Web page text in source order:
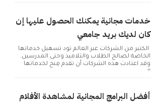
خدمات مجانية يمكنك الحصول عليها إن
كان لديك بريد جامعي
الكثير من الشركات عبر العالم تود تسهيل خدماتها
الخاصة لصالح الطلاب والتلاميذ وحتى المدرسين.
وقد اعتادت هذه الشركات أن تقدم مِنح لخدماتها
ال...
أفضل البرامج المجانية لمشاهدة الأفلام